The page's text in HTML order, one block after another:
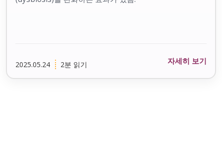
2025.05.24 2분 읽기 자세히 보기